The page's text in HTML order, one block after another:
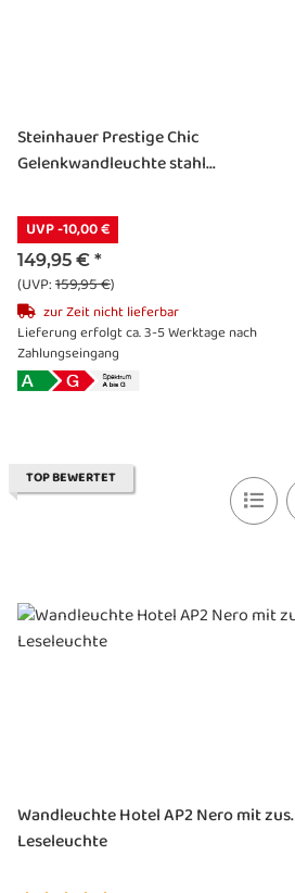
Steinhauer Prestige Chic
Gelenkwandleuchte stahl...
UVP -10,00 €
149,95 € *
(UVP:159,95 €)
zur Zeit nicht lieferbar
Lieferung erfolgt ca. 3-5 Werktage nach
Zahlungseingang
TOP BEWERTET
Wandleuchte Hotel AP2 Nero mit zus.
Leseleuchte